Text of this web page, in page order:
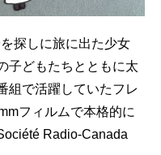
探しに旅に出た少女
子どもたちとともに太
組で活躍していたフレ
フィルムで本格的に
Radio-Canada